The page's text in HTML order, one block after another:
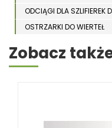
ODCIĄGI DLA SZLIFIEREK
OSTRZARKI DO WIERTEŁ
PIŁY TAŚMOWE DO
STOJAKI
Zobacz